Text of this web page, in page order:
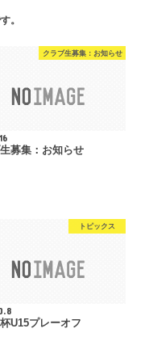
。
クラブ生募集：お知らせ
募集：お知らせ
トピックス
U15プレーオフ